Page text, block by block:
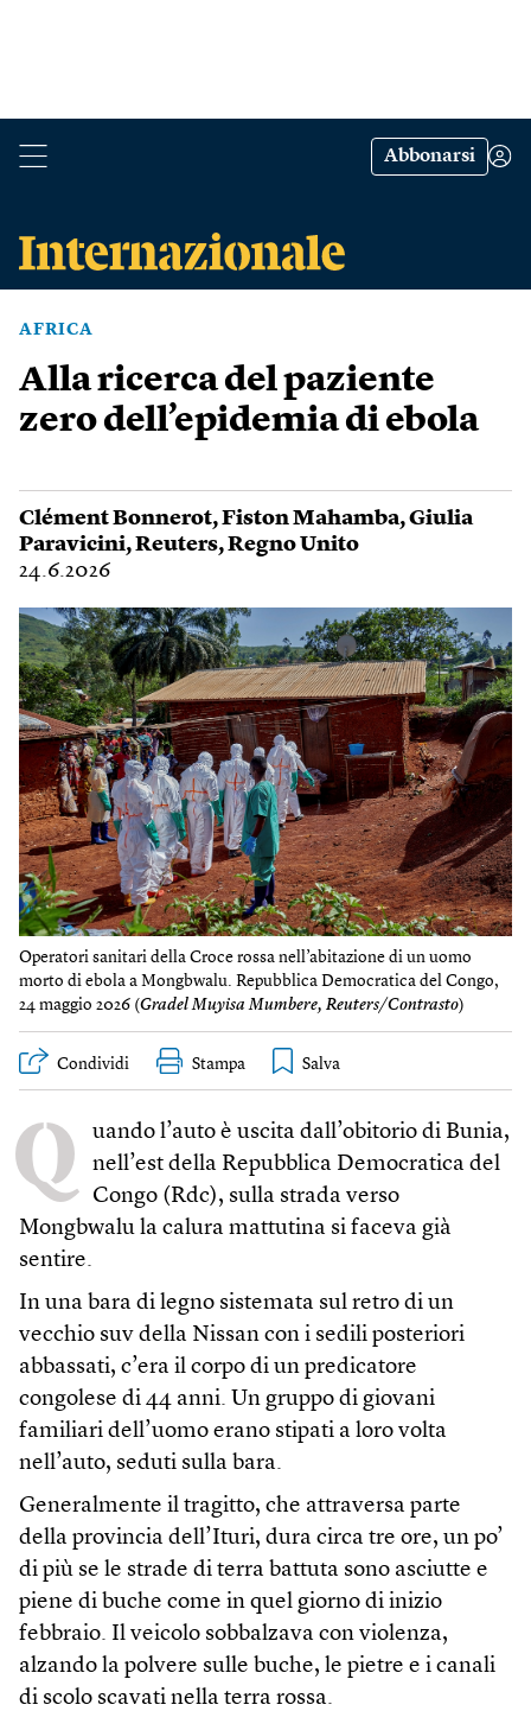
Abbonarsi
AFRICA
Alla ricerca del paziente
zero dell’epidemia di ebola
Clément Bonnerot,Fiston Mahamba,Giulia
Paravicini,Reuters,Regno Unito
24.6.2026
Operatori sanitari della Croce rossa nell’abitazione di un uomo
morto di ebola a Mongbwalu. Repubblica Democratica del Congo,
24 maggio 2026 (Gradel Muyisa Mumbere, Reuters/Contrasto)
Condividi Stampa
Q uando l’auto è uscita dall’obitorio di Bunia,
nell’est della Repubblica Democratica del
Congo (Rdc), sulla strada verso
Mongbwalu la calura mattutina si faceva già
sentire.
In una bara di legno sistemata sul retro di un
vecchio suv della Nissan con i sedili posteriori
abbassati, c’era il corpo di un predicatore
congolese di 44 anni. Un gruppo di giovani
familiari dell’uomo erano stipati a loro volta
nell’auto, seduti sulla bara.
Generalmente il tragitto, che attraversa parte
della provincia dell’Ituri, dura circa tre ore, un po’
di più se le strade di terra battuta sono asciutte e
piene di buche come in quel giorno di inizio
febbraio. Il veicolo sobbalzava con violenza,
alzando la polvere sulle buche, le pietre e i canali
di scolo scavati nella terra rossa.